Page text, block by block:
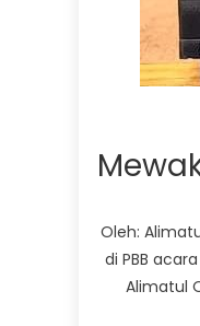
Oleh:
di PBB
Alimatul